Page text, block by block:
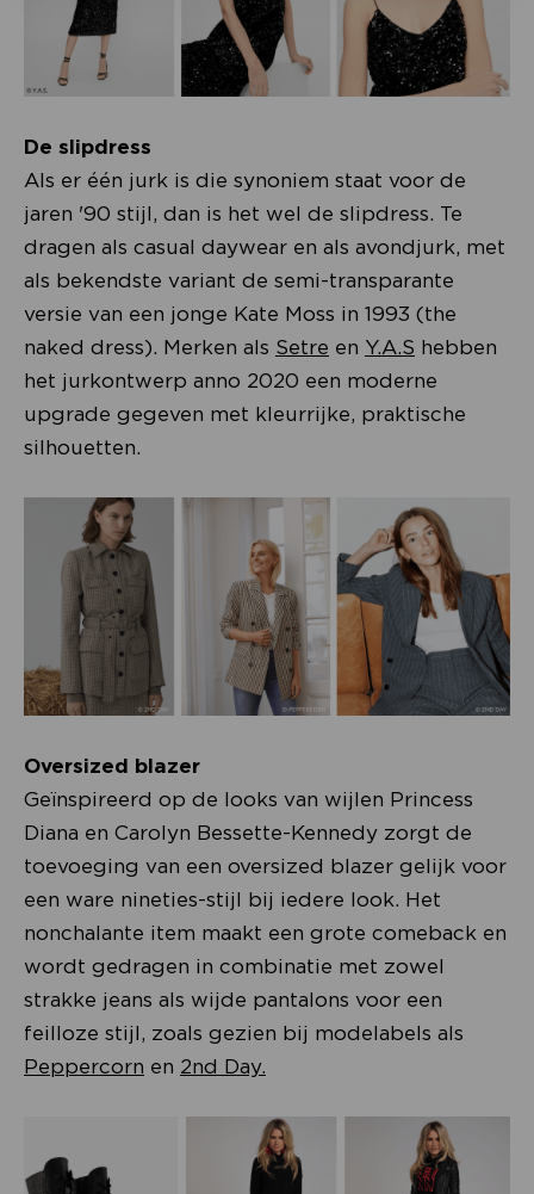
De slipdress
Als er één jurk is die synoniem staat voor de
jaren '90 stijl, dan is het wel de slipdress. Te
dragen als casual daywear en als avondjurk, met
als bekendste variant de semi-transparante
versie van een jonge Kate Moss in 1993 (the
naked dress). Merken als Setre en Y.A.S hebben
het jurkontwerp anno 2020 een moderne
upgrade gegeven met kleurrijke, praktische
silhouetten.
Oversized blazer
Geïnspireerd op de looks van wijlen Princess
Diana en Carolyn Bessette-Kennedy zorgt de
toevoeging van een oversized blazer gelijk voor
een ware nineties-stijl bij iedere look. Het
nonchalante item maakt een grote comeback en
wordt gedragen in combinatie met zowel
strakke jeans als wijde pantalons voor een
feilloze stijl, zoals gezien bij modelabels als
Peppercorn en 2nd Day.